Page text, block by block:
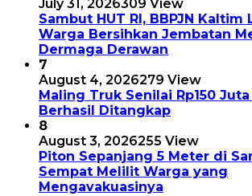
July 31, 2026309 View
Sambut HUT RI, BBPJN Kaltim
Warga Bersihkan Jembatan
Dermaga Derawan
7
August 4, 2026279 View
Maling Truk Senilai Rp150
Berhasil Ditangkap
8
August 3, 2026255 View
Piton Sepanjang 5 Meter di
Sempat Melilit Warga yang
Mengavakuasinya